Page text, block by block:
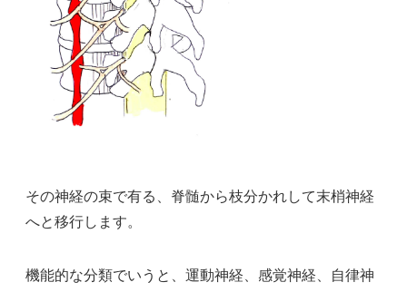
その神経の束で有る、脊髄から枝分かれして末梢神経
へと移行します。
機能的な分類でいうと、運動神経、感覚神経、自律神